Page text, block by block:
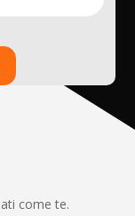
come te.